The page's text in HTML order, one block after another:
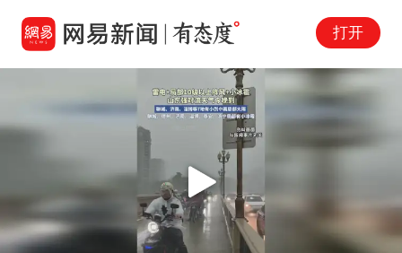
打开
Play